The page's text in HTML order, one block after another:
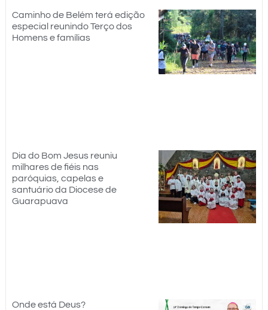
Caminho de Belém terá edição
especial reunindo Terço dos
Homens e famílias
Dia do Bom Jesus reuniu
milhares de fiéis nas
paróquias, capelas e
santuário da Diocese de
Guarapuava
Onde está Deus?